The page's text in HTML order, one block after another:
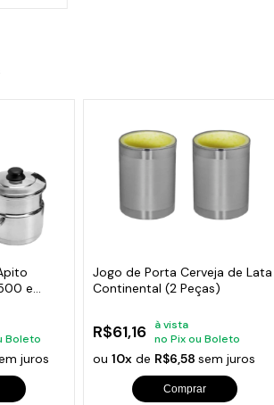
e
Boleto
juros
Jogo de Porta Cerveja de Lata
Continental (2 Peças)
R$61,16
à vista
no Pix ou Boleto
ou10x de R$6,58sem juros
Comprar